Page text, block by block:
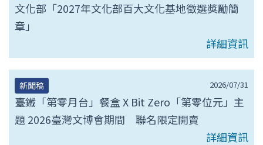
文化部「2027年文化部百大文化基地徵選獎勵簡
章」
詳細資訊
2026/07/31
新聞稿
臺鐵「第零月台」餐盒 X Bit Zero「第零位元」主
題 2026臺灣文博會期間 聯名限定開賣
詳細資訊